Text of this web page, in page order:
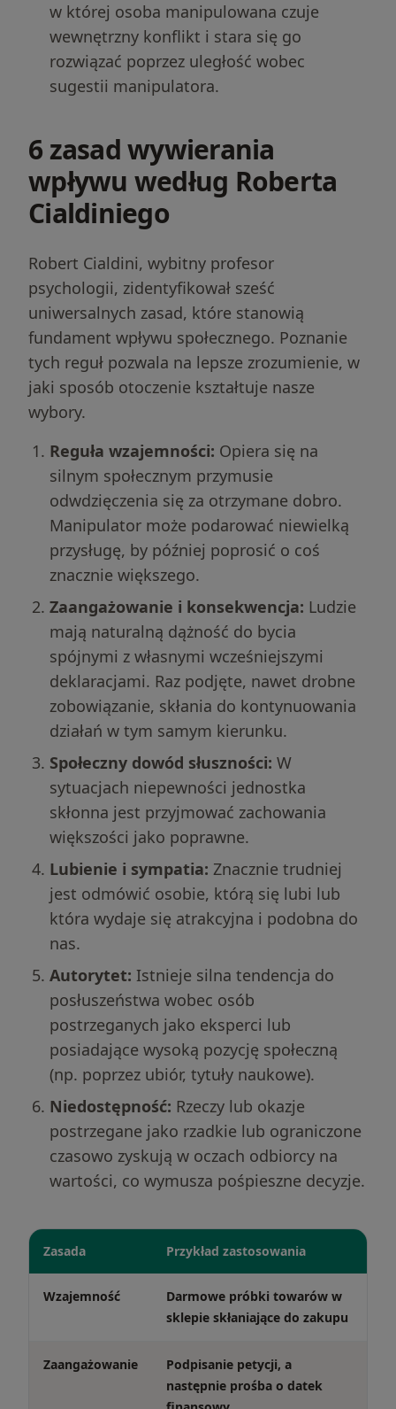
w której osoba manipulowana czuje
wewnętrzny konflikt i stara się go
rozwiązać poprzez uległość wobec
sugestii manipulatora.
6 zasad wywierania
wpływu według Roberta
Cialdiniego
Robert Cialdini, wybitny profesor
psychologii, zidentyfikował sześć
uniwersalnych zasad, które stanowią
fundament wpływu społecznego. Poznanie
tych reguł pozwala na lepsze zrozumienie, w
jaki sposób otoczenie kształtuje nasze
wybory.
Reguła wzajemności: Opiera się na
silnym społecznym przymusie
odwdzięczenia się za otrzymane dobro.
Manipulator może podarować niewielką
przysługę, by później poprosić o coś
znacznie większego.
Zaangażowanie i konsekwencja: Ludzie
mają naturalną dążność do bycia
spójnymi z własnymi wcześniejszymi
deklaracjami. Raz podjęte, nawet drobne
zobowiązanie, skłania do kontynuowania
działań w tym samym kierunku.
Społeczny dowód słuszności: W
sytuacjach niepewności jednostka
skłonna jest przyjmować zachowania
większości jako poprawne.
Lubienie i sympatia: Znacznie trudniej
jest odmówić osobie, którą się lubi lub
która wydaje się atrakcyjna i podobna do
nas.
Autorytet: Istnieje silna tendencja do
posłuszeństwa wobec osób
postrzeganych jako eksperci lub
posiadające wysoką pozycję społeczną
(np. poprzez ubiór, tytuły naukowe).
Niedostępność: Rzeczy lub okazje
postrzegane jako rzadkie lub ograniczone
czasowo zyskują w oczach odbiorcy na
wartości, co wymusza pośpieszne decyzje.
Zasada Przykład zastosowania
Wzajemność
Darmowe próbki towarów w
sklepie skłaniające do zakupu
Zaangażowanie
Podpisanie petycji, a
następnie prośba o datek